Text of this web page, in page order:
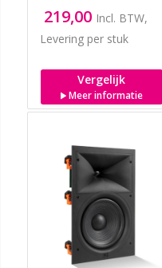
219,00 Incl. BTW,
Levering per stuk
Vergelijk
Meer informatie